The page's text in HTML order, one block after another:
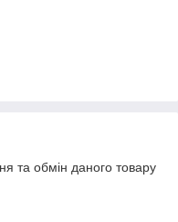
та обмін даного товару